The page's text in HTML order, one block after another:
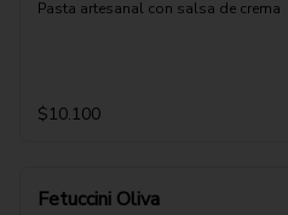
Pasta artesanal con salsa de crema
$10.100
Fetuccini Oliva